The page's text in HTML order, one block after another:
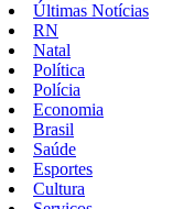
Últimas Notícias
RN
Natal
Política
Polícia
Economia
Brasil
Saúde
Esportes
Cultura